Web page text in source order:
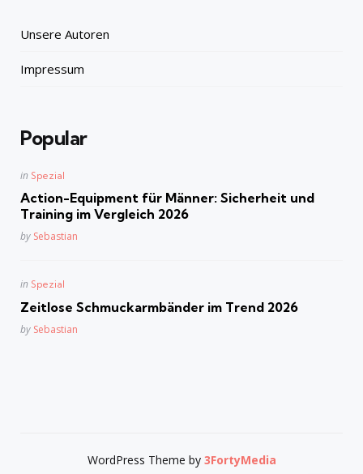
Unsere Autoren
Impressum
Popular
Posted
in Spezial
Action-Equipment für Männer: Sicherheit und
Training im Vergleich 2026
Posted
by Sebastian
Posted
in Spezial
Zeitlose Schmuckarmbänder im Trend 2026
Posted
by Sebastian
WordPress Theme by 3FortyMedia